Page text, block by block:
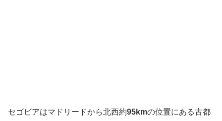
セゴビアはマドリードから北西約95kmの位置にある古都